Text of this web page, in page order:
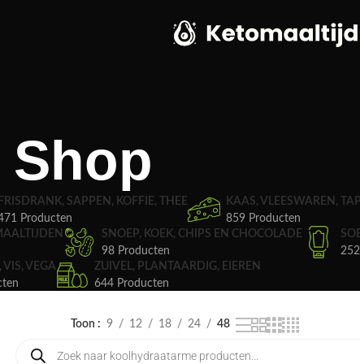
Shop
FRISDRANK, SAPPEN, KOFFIE, THEE
Producten
KAAS, VLEESWAREN,
859 Producten
SNOEP, KOEK, CHIPS EN CHOCOLADE
98 Producten
VIS, VEGA
ZUIVEL, PLANTAARDIG, EIEREN
644 Producten
Toon 9 12 18 24 48